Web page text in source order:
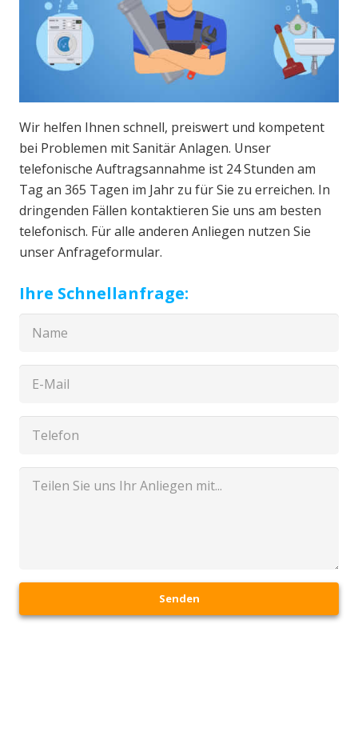
Wir helfen Ihnen schnell, preiswert und kompetent
bei Problemen mit Sanitär Anlagen. Unser
telefonische Auftragsannahme ist 24 Stunden am
Tag an 365 Tagen im Jahr zu für Sie zu erreichen. In
dringenden Fällen kontaktieren Sie uns am besten
telefonisch. Für alle anderen Anliegen nutzen Sie
unser Anfrageformular.
Ihre Schnellanfrage:
Senden